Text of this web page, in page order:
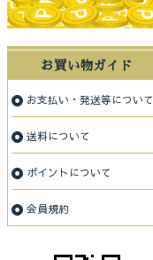
お買い物ガイド
お支払い・発送等について
送料について
ポイントについて
会員規約